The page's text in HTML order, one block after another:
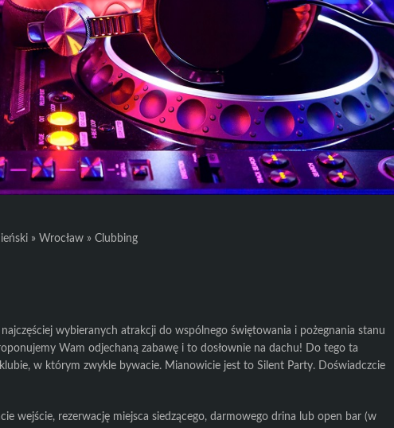
Next
» Wrocław » Clubbing
wybieranych atrakcji do wspólnego świętowania i pożegnania stanu
Wam odjechaną zabawę i to dosłownie na dachu! Do tego ta
w którym zwykle bywacie. Mianowicie jest to Silent Party. Doświadczcie
wejście, rezerwację miejsca siedzącego, darmowego drina lub open bar (w